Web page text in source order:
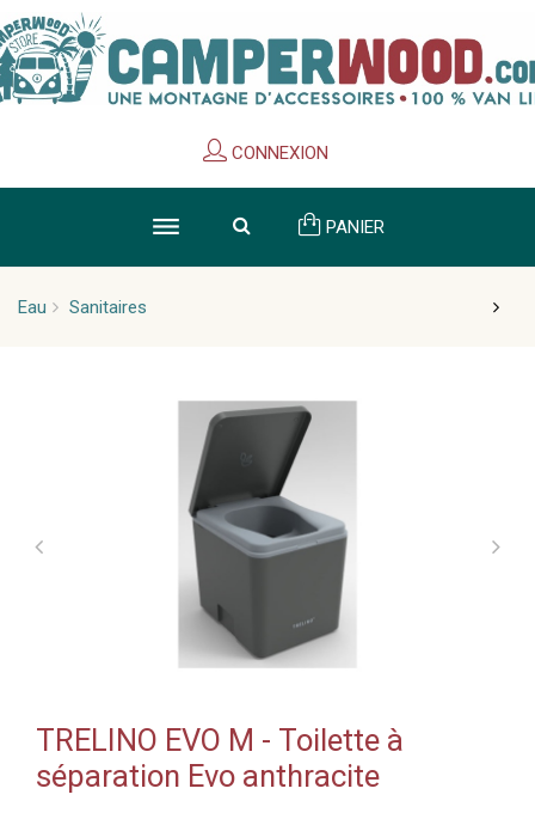
CONNEXION
PANIER
Eau Sanitaires
TRELINO EVO M - Toilette à
séparation Evo anthracite
Cookies management panel